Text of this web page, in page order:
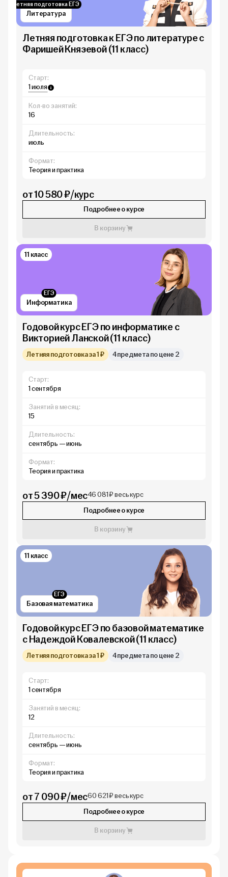
Литература
Летняя подготовка ЕГЭ
Летняя подготовка к ЕГЭ по литературе с
Фаришей Князевой (11 класс)
Старт:
1 июля
Кол-во занятий:
16
Длительность:
июль
Формат:
Теория и практика
от 10 580 ₽/курс
Подробнее о курсе
В корзину
Информатика
ЕГЭ
11 класс
Годовой курс ЕГЭ по информатике с
Викторией Ланской (11 класс)
Летняя подготовка за 1 ₽ 4 предмета по цене 2
Старт:
1 сентября
Занятий в месяц:
15
Длительность:
сентябрь — июнь
Формат:
Теория и практика
от 5 390 ₽/мес46 081 ₽ весь курс
Подробнее о курсе
В корзину
Базовая математика
ЕГЭ
11 класс
Годовой курс ЕГЭ по базовой математике
с Надеждой Ковалевской (11 класс)
Летняя подготовка за 1 ₽ 4 предмета по цене 2
Старт:
1 сентября
Занятий в месяц:
12
Длительность:
сентябрь — июнь
Формат:
Теория и практика
от 7 090 ₽/мес60 621 ₽ весь курс
Подробнее о курсе
В корзину